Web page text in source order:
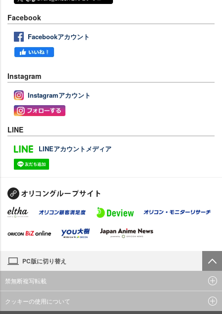
Facebook
Facebookアカウント
Instagram
Instagramアカウント
LINE
LINEアカウントメディア
PC版に切り替え
禁無断複写転載
クッキーの使用について